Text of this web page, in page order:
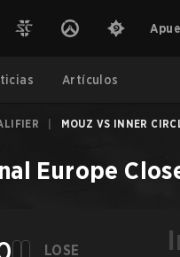
Artículos
MOUZ VS INNER
Europe
LOSE